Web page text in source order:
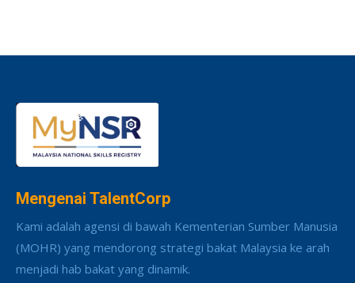
Mengenai TalentCorp
Kami adalah agensi di bawah Kementerian Sumber Manusia
(MOHR) yang mendorong strategi bakat Malaysia ke arah
menjadi hab bakat yang dinamik.